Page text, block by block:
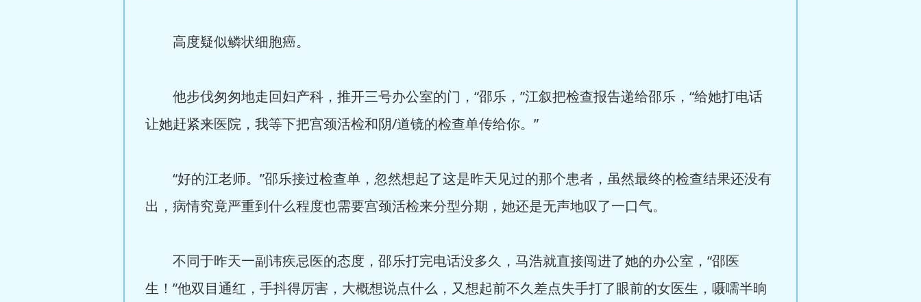
高度疑似鳞状细胞癌。
他步伐匆匆地走回妇产科，推开三号办公室的门，“邵乐，”江叙把检查报告递给邵乐，“给她打电话
让她赶紧来医院，我等下把宫颈活检和阴/道镜的检查单传给你。”
“好的江老师。”邵乐接过检查单，忽然想起了这是昨天见过的那个患者，虽然最终的检查结果还没有
出，病情究竟严重到什么程度也需要宫颈活检来分型分期，她还是无声地叹了一口气。
不同于昨天一副讳疾忌医的态度，邵乐打完电话没多久，马浩就直接闯进了她的办公室，“邵医
生！”他双目通红，手抖得厉害，大概想说点什么，又想起前不久差点失手打了眼前的女医生，嗫嚅半晌